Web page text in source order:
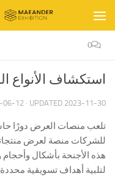
0
استكشاف الأنواع
06-12 · UPDATED 2023-11-30
تلعب منصات العرض دورًا
للشركات منصة لعرض
هذه الأجنحة بأشكال
لتلبية أهداف تسويقية